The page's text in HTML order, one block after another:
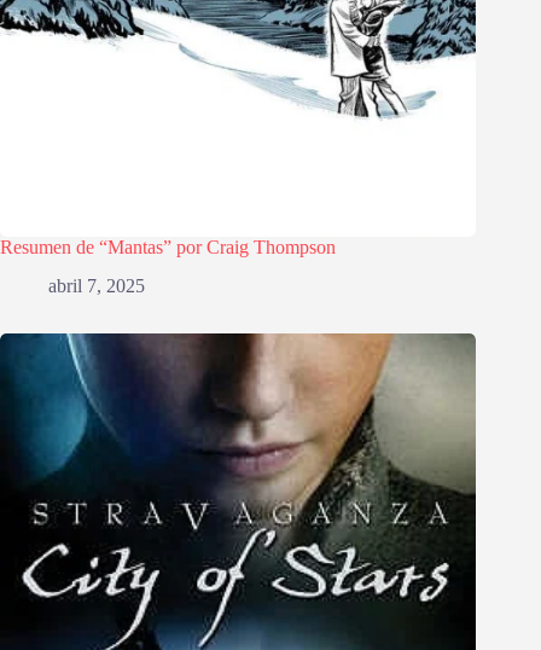
Resumen de “Mantas” por Craig Thompson
abril 7, 2025